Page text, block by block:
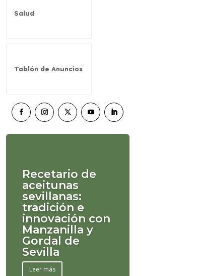
Salud
Tablón de Anuncios
Recetario de
aceitunas
sevillanas:
tradición e
innovación con
Manzanilla y
Gordal de
Sevilla
Leer más